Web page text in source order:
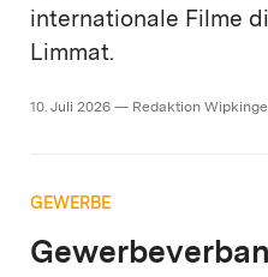
internationale Filme
Limmat.
10. Juli 2026 — Redaktion
GEWERBE